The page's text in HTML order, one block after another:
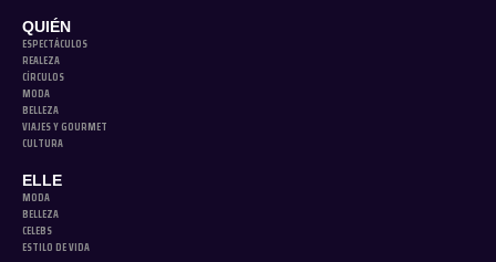
QUIÉN
ESPECTÁCULOS
REALEZA
CÍRCULOS
MODA
BELLEZA
VIAJES Y GOURMET
CULTURA
ELLE
MODA
BELLEZA
CELEBS
ESTILO DE VIDA